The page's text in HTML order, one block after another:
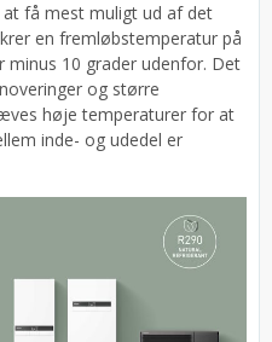
få mest muligt ud af det
en fremløbstemperatur på
minus 10 grader udenfor. Det
og større
høje temperaturer for at
inde- og udedel er